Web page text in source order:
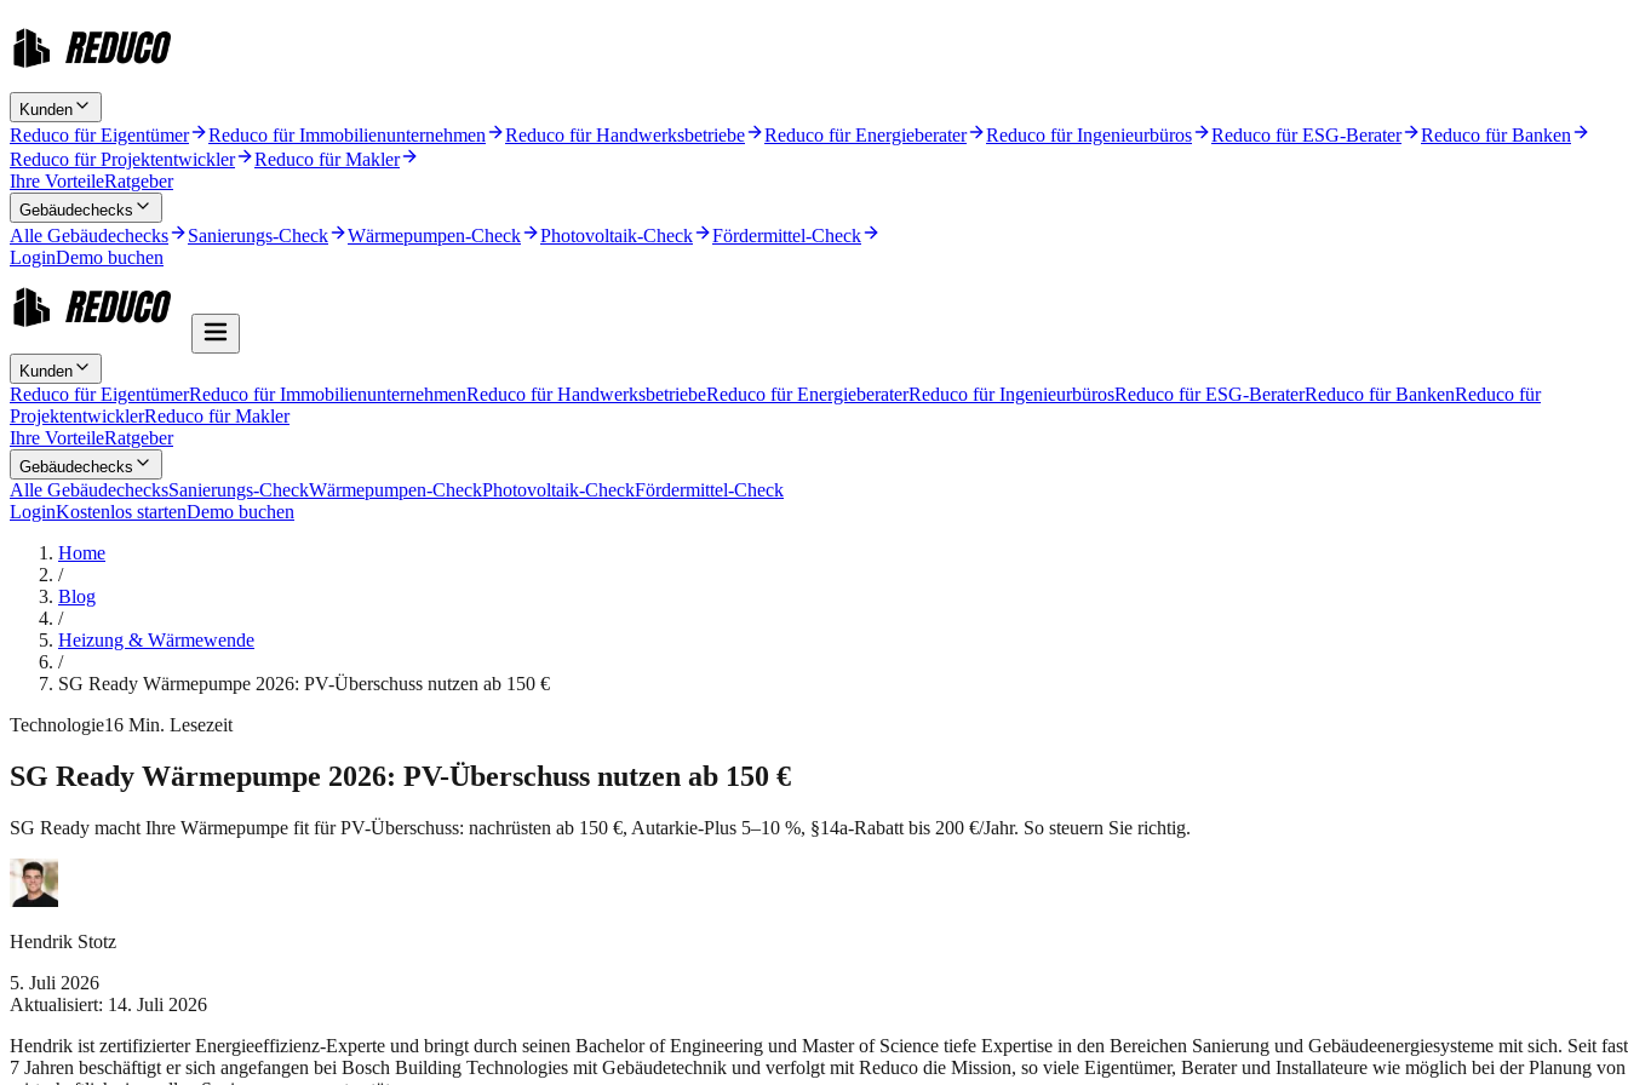
Kunden
Reduco für Eigentümer Reduco für Immobilienunternehmen Reduco für Handwerksbetriebe Reduco für Energieberater Reduco für Ingenieurbüros Reduco für ESG-Berater
Reduco für Banken
Reduco für Projektentwickler
Reduco für Makler
Ihre VorteileRatgeber
Gebäudechecks
Alle Gebäudechecks Sanierungs-Check Wärmepumpen-Check Photovoltaik-Check
Fördermittel-Check
LoginDemo buchen
Kunden
Reduco für EigentümerReduco für ImmobilienunternehmenReduco für HandwerksbetriebeReduco für EnergieberaterReduco für IngenieurbürosReduco für ESG-BeraterReduco für BankenReduco für
ProjektentwicklerReduco für Makler
Ihre VorteileRatgeber
Gebäudechecks
Alle GebäudechecksSanierungs-CheckWärmepumpen-CheckPhotovoltaik-CheckFördermittel-Check
LoginKostenlos startenDemo buchen
Home
/
Blog
/
Heizung & Wärmewende
/
SG Ready Wärmepumpe 2026: PV-Überschuss nutzen ab 150 €
Technologie16 Min. Lesezeit
SG Ready Wärmepumpe 2026: PV-Überschuss nutzen ab 150 €
SG Ready macht Ihre Wärmepumpe fit für PV-Überschuss: nachrüsten ab 150 €, Autarkie-Plus 5–10 %, §14a-Rabatt bis 200 €/Jahr. So steuern Sie richtig.
Hendrik Stotz
5. Juli 2026
Aktualisiert: 14. Juli 2026
Hendrik ist zertifizierter Energieeffizienz-Experte und bringt durch seinen Bachelor of Engineering und Master of Science tiefe Expertise in den Bereichen Sanierung und Gebäudeenergiesysteme mit sich. Seit fast
7 Jahren beschäftigt er sich angefangen bei Bosch Building Technologies mit Gebäudetechnik und verfolgt mit Reduco die Mission, so viele Eigentümer, Berater und Installateure wie möglich bei der Planung von